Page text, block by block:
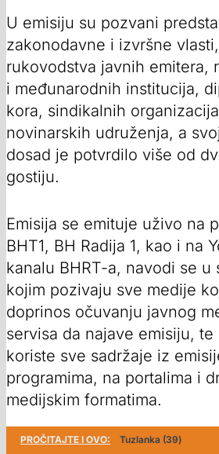
U emisiju su pozvani
zakonodavne i izvršne vlasti,
rukovodstva javnih emitera,
i međunarodnih institucija,
kora, sindikalnih
novinarskih udruženja, a
dosad je potvrdilo više od
gostiju.
Emisija se emituje uživo na
BHT1, BH Radija 1, kao i na
kanalu BHRT-a, navodi se u
kojim pozivaju sve medije
doprinos očuvanju javnog
servisa da najave emisiju,
koriste sve sadržaje iz
programima, na portalima i
medijskim formatima.
PROČITAJTE I OVO:
Tuzlanka (39)